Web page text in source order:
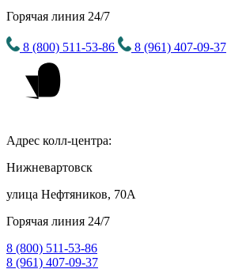
Горячая линия 24/7
8 (800) 511-53-86 8 (961) 407-09-37
Адрес колл-центра:
Нижневартовск
улица Нефтяников, 70А
Горячая линия 24/7
8 (800) 511-53-86
8 (961) 407-09-37